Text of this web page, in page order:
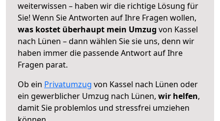
weiterwissen – haben wir die richtige Lösung für
Sie! Wenn Sie Antworten auf Ihre Fragen wollen,
was kostet überhaupt mein Umzug von Kassel
nach Lünen – dann wählen Sie sie uns, denn wir
haben immer die passende Antwort auf Ihre
Fragen parat.
Ob ein Privatumzug von Kassel nach Lünen oder
ein gewerblicher Umzug nach Lünen, wir helfen,
damit Sie problemlos und stressfrei umziehen